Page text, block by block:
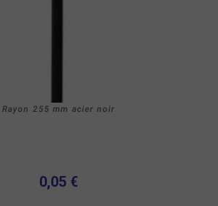
Rayon 255 mm acier noir
0,05 €